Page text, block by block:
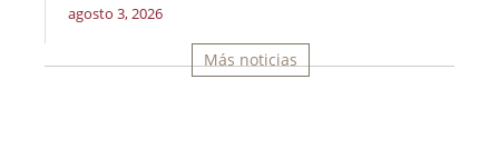
agosto 3, 2026
Más noticias